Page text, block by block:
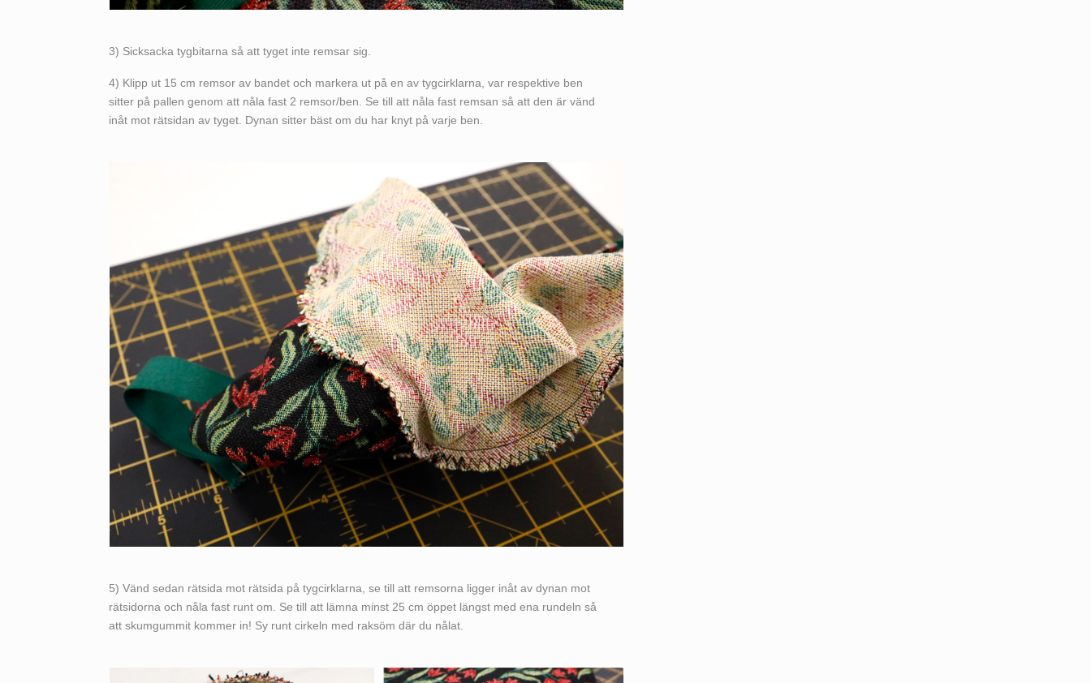
3) Sicksacka tygbitarna så att tyget inte remsar sig.
4) Klipp ut 15 cm remsor av bandet och markera ut på en av tygcirklarna, var respektive ben
sitter på pallen genom att nåla fast 2 remsor/ben. Se till att nåla fast remsan så att den är vänd
inåt mot rätsidan av tyget. Dynan sitter bäst om du har knyt på varje ben.
5) Vänd sedan rätsida mot rätsida på tygcirklarna, se till att remsorna ligger inåt av dynan mot
rätsidorna och nåla fast runt om. Se till att lämna minst 25 cm öppet längst med ena rundeln så
att skumgummit kommer in! Sy runt cirkeln med raksöm där du nålat.